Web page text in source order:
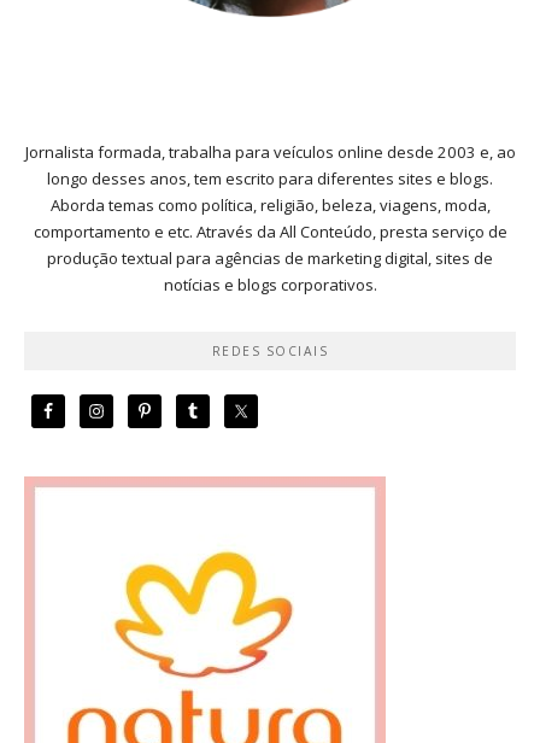
Jornalista formada, trabalha para veículos online desde 2003 e, ao
longo desses anos, tem escrito para diferentes sites e blogs.
Aborda temas como política, religião, beleza, viagens, moda,
comportamento e etc. Através da All Conteúdo, presta serviço de
produção textual para agências de marketing digital, sites de
notícias e blogs corporativos.
REDES SOCIAIS